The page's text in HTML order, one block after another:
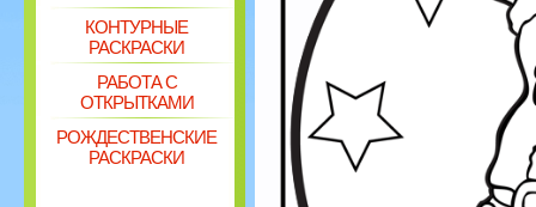
КОНТУРНЫЕ
РАСКРАСКИ
РАБОТА С
ОТКРЫТКАМИ
РОЖДЕСТВЕНСКИЕ
РАСКРАСКИ